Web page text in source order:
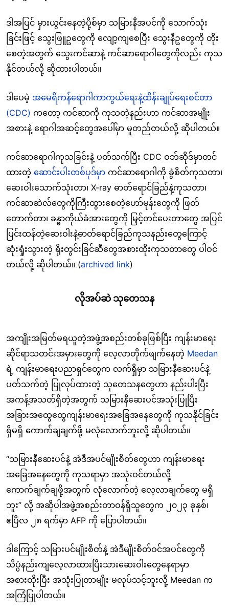
ဒါအပြင် မှားယွင်းနေတဲ့ပို့စ်မှာ သမြားနီအပင်ကို သောက်သုံး
ခြင်းဖြင့် သွေးဖြူဥတွေကို လျော့ကျစေပြီး သွေးနီဥတွေကို တိုး
စေတဲ့အတွက် သွေးကင်ဆာနဲ့ ကင်ဆာရောဂါတွေကိုလည်း ကုသ
နိုင်တယ်လို့ ဆိုထားပါတယ်။
ဒါပေမဲ့ အမေရိကန်ရောဂါကာကွယ်ရေးနဲ့ထိန်းချုပ်ရေးစင်တာ
(CDC) ကတော့ ကင်ဆာကို ကုသတဲ့နည်းဟာ ကင်ဆာအမျိုး
အစားနဲ့ ရောဂါအဆင့်တွေအပေါ်မှာ မူတည်တယ်လို့ ဆိုပါတယ်။
ကင်ဆာရောဂါကုသခြင်းနဲ့ ပတ်သက်ပြီး CDC ဝဘ်ဆိုဒ်မှာတင်
ထားတဲ့ ဆောင်းပါးတစ်ပုဒ်မှာ ကင်ဆာရောဂါကို ခွဲစိတ်ကုသတာ၊
ဆေးဝါးသောက်သုံးတာ၊ X-ray ဓာတ်ရောင်ခြည်နဲ့ကုသတာ၊
ကင်ဆာဆဲလ်တွေကိုကြီးထွားစေတဲ့ဟော်မုန်းတွေကို ဖြတ်
တောက်တာ၊ ခန္ဓာကိုယ်ခံအားတွေကို မြှင့်တင်ပေးတာတွေ အပြင်
ပြင်းထန်တဲ့ဆေးဝါးနဲ့ဓာတ်ရောင်ခြည်ကုသနည်းတွေကြောင့်
ဆုံးရှုံးသွားတဲ့ ရိုးတွင်းခြင်ဆီတွေအစားထိုးကုသတာတွေ ပါဝင်
တယ်လို့ ဆိုပါတယ်။ (archived link)
လိုအပ်ဆဲ သုတေသန
အကျိုးအမြတ်မရယူတဲ့အဖွဲ့အစည်းတစ်ခုဖြစ်ပြီး ကျန်းမာရေး
ဆိုင်ရာသတင်းအမှားတွေကို လေ့လာတိုက်ဖျက်နေတဲ့ Meedan
ရဲ့ ကျန်းမာရေးပညာရှင်တွေက လက်ရှိမှာ သမြားနီဆေးပင်နဲ့
ပတ်သက်တဲ့ ပြုလုပ်ထားတဲ့ သုတေသနတွေဟာ နည်းပါးပြီး
အကန့်အသတ်ရှိတဲ့အတွက် သမြားနီဆေးပင်အသုံးပြုပြီး
အခြားအထွေထွေကျန်းမာရေးအခြေအနေတွေကို ကုသနိုင်ခြင်း
ရှိမရှိ ကောက်ချချက်ဖို့ မလုံလောက်ဘူးလို့ ဆိုပါတယ်။
“သမြားနီဆေးပင်နဲ့ အဲဒီအပင်မျိုးစိတ်တွေဟာ ကျန်းမာရေး
အခြေအနေတွေကို ကုသရာမှာ အသုံးဝင်တယ်လို့
ကောက်ချက်ချဖို့အတွက် လုံလောက်တဲ့ လေ့လာချက်တွေ မရှိ
ဘူး” လို့ အဆိုပါအဖွဲ့အစည်းတာဝန်ရှိသူတွေက ၂၀၂၃ ခုနှစ်၊
ဧပြီလ ၂၈ ရက်မှာ AFP ကို ပြောပါတယ်။
ဒါကြောင့် သမြားပင်မျိုးစိတ်နဲ့ အဲဒီမျိုးစိတ်ဝင်အပင်တွေကို
သိပ္ပံနည်းကျလေ့လာထားပြီးသားဆေးဝါးတွေနေရာမှာ
အစားထိုးပြီး အသုံးပြုတာမျိုး မလုပ်သင့်ဘူးလို့ Meedan က
အကြံပြုပါတယ်။